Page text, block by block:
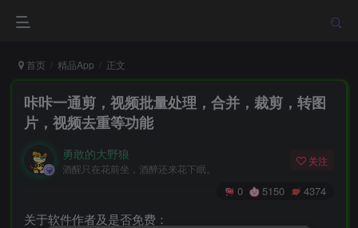
首页 精品App 正文
咔咔一通剪，视频批量处理，合并，裁剪，转图
片，视频去重等功能
勇敢的大野狼
酒醒只在花前坐，酒醉还来花下眠。
关注
0 5150 4374
关于软件作者及是否免费：